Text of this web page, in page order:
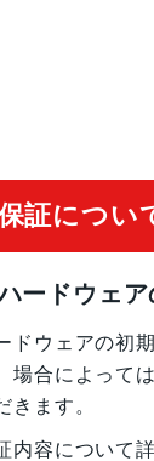
証につい
ードウェア
ドウェアの初
場合によって
きます。
内容について